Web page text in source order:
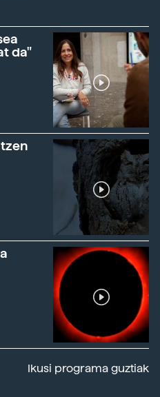
da"
Ikusi programa guztiak